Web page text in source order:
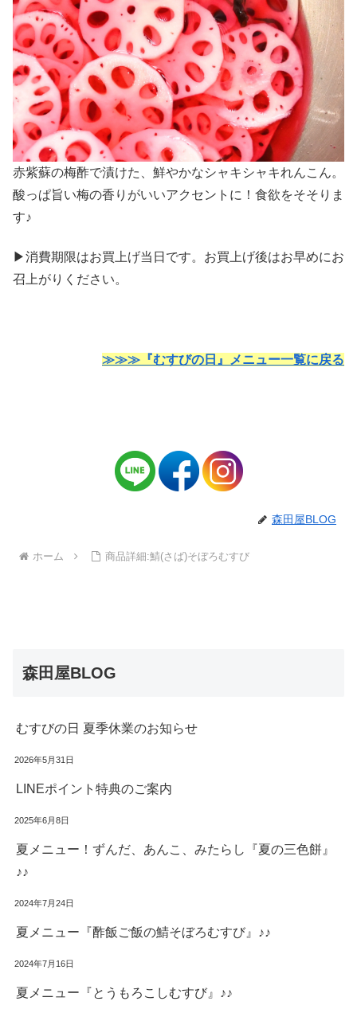
赤紫蘇の梅酢で漬けた、鮮やかなシャキシャキれんこん。
酸っぱ旨い梅の香りがいいアクセントに！食欲をそそりま
す♪
▶消費期限はお買上げ当日です。お買上げ後はお早めにお
召上がりください。
≫≫≫『むすびの日』メニュー一覧に戻る
森田屋BLOG
ホーム 商品詳細:鯖(さば)そぼろむすび
森田屋BLOG
むすびの日 夏季休業のお知らせ
2026年5月31日
LINEポイント特典のご案内
2025年6月8日
夏メニュー！ずんだ、あんこ、みたらし『夏の三色餅』
♪♪
2024年7月24日
夏メニュー『酢飯ご飯の鯖そぼろむすび』♪♪
2024年7月16日
夏メニュー『とうもろこしむすび』♪♪